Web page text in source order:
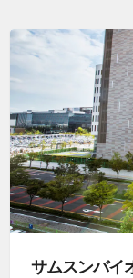
サムスンバイ